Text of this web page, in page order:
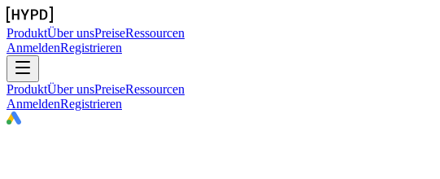
ProduktÜber unsPreiseRessourcen
AnmeldenRegistrieren
ProduktÜber unsPreiseRessourcen
AnmeldenRegistrieren